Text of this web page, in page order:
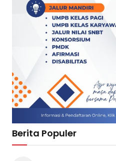
Berita Populer